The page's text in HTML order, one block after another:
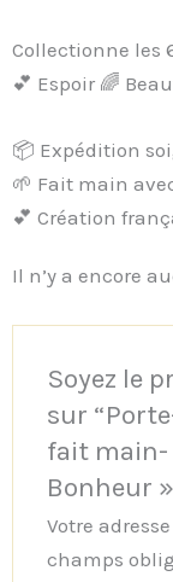
Collectionne les
💕 Espoir 🌈
📦 Expédition
🌱 Fait main
💕 Création
Il n’y a encore
Soyez le
sur
fait main-
Bonheur
Votre
champs